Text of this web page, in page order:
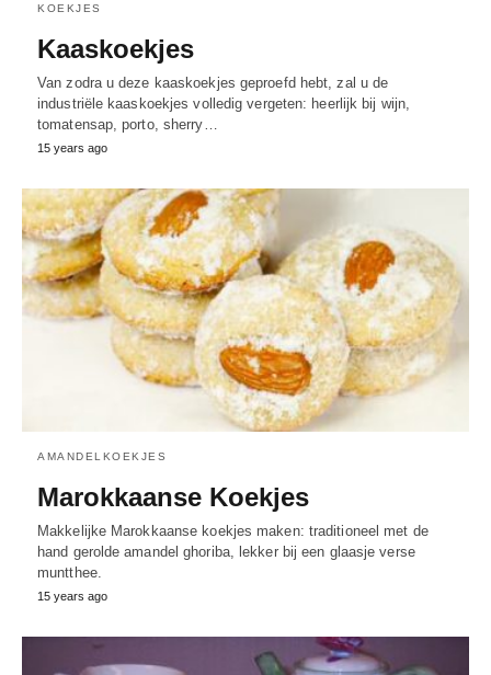
KOEKJES
Kaaskoekjes
Van zodra u deze kaaskoekjes geproefd hebt, zal u de
industriële kaaskoekjes volledig vergeten: heerlijk bij wijn,
tomatensap, porto, sherry…
15 years ago
AMANDELKOEKJES
Marokkaanse Koekjes
Makkelijke Marokkaanse koekjes maken: traditioneel met de
hand gerolde amandel ghoriba, lekker bij een glaasje verse
muntthee.
15 years ago